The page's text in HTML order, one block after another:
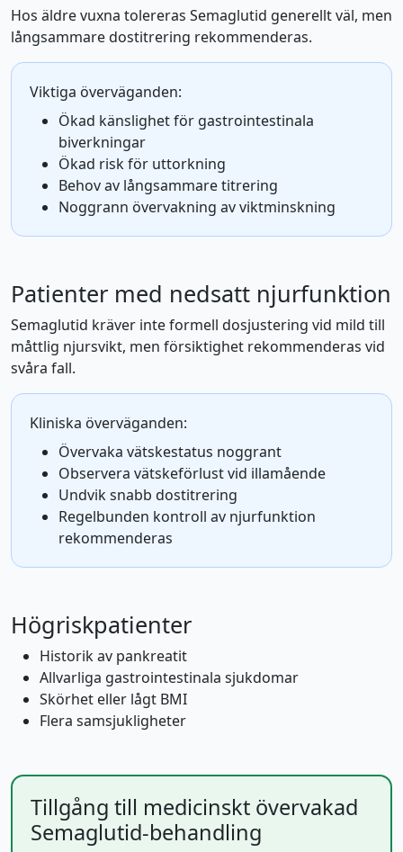
Hos äldre vuxna tolereras Semaglutid generellt väl, men
långsammare dostitrering rekommenderas.
Viktiga överväganden:
Ökad känslighet för gastrointestinala
biverkningar
Ökad risk för uttorkning
Behov av långsammare titrering
Noggrann övervakning av viktminskning
Patienter med nedsatt njurfunktion
Semaglutid kräver inte formell dosjustering vid mild till
måttlig njursvikt, men försiktighet rekommenderas vid
svåra fall.
Kliniska överväganden:
Övervaka vätskestatus noggrant
Observera vätskeförlust vid illamående
Undvik snabb dostitrering
Regelbunden kontroll av njurfunktion
rekommenderas
Högriskpatienter
Historik av pankreatit
Allvarliga gastrointestinala sjukdomar
Skörhet eller lågt BMI
Flera samsjukligheter
Tillgång till medicinskt övervakad
Semaglutid-behandling